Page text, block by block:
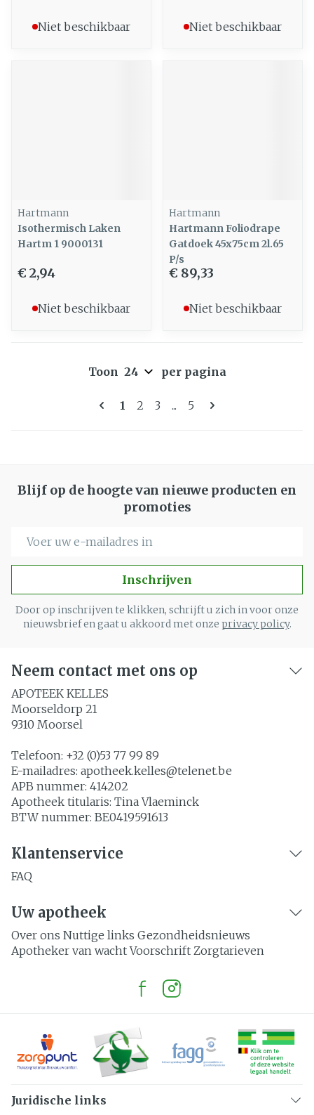
Niet beschikbaar Niet beschikbaar
Hartmann
Isothermisch Laken
Hartm 1 9000131
€ 2,94
Niet beschikbaar
Hartmann
Hartmann Foliodrape
Gatdoek 45x75cm 2l.65
P/s
€ 89,33
Niet beschikbaar
Pagina's
U lees momenteel pagina
1 Pagina
2 Pagina
3 ... Pagina
5
Toon per pagina
Blijf op de hoogte van nieuwe producten en
promoties
Inschrijven
Door op inschrijven te klikken, schrijft u zich in voor onze
nieuwsbrief en gaat u akkoord met onze privacy policy.
Neem contact met ons op
APOTEEK KELLES
Moorseldorp 21
9310 Moorsel
Telefoon: +32 (0)53 77 99 89
E-mailadres: apotheek.kelles@telenet.be
APB nummer: 414202
Apotheek titularis: Tina Vlaeminck
BTW nummer: BE0419591613
Klantenservice
FAQ
Uw apotheek
Over ons Nuttige links Gezondheidsnieuws
Apotheker van wacht Voorschrift Zorgtarieven
Juridische links